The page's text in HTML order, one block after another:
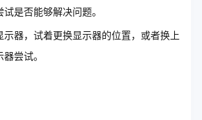
是否能够解决问题。
示器，试着更换显示器的位置，或者换上
尝试。